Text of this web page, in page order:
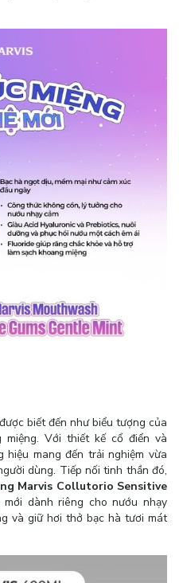
biết đến như biểu tượng của
Với thiết kế cổ điển và
mang đến trải nghiệm vừa
dùng. Tiếp nối tinh thần đó,
Marvis Collutorio Sensitive
dành riêng cho nướu nhạy
và giữ hơi thở bạc hà tươi mát